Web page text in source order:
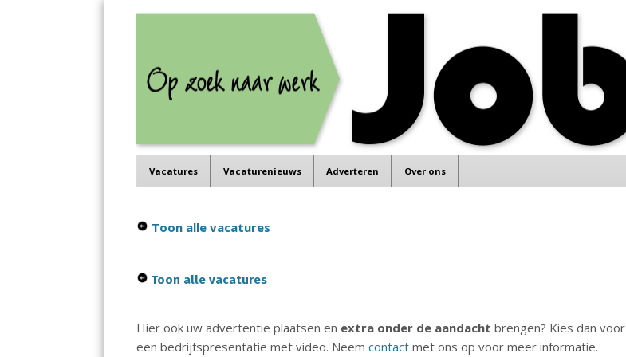
Menu
Vacatures Vacaturenieuws Adverteren Over ons
Toon alle vacatures
Toon alle vacatures
Hier ook uw advertentie plaatsen en extra onder de aandacht brengen? Kies dan voor
een bedrijfspresentatie met video. Neemcontact met ons op voor meer informatie.